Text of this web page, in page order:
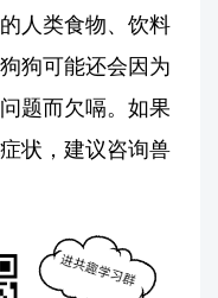
人类食物、饮料
狗可能还会因为
题而欠嗝。如果
状，建议咨询兽